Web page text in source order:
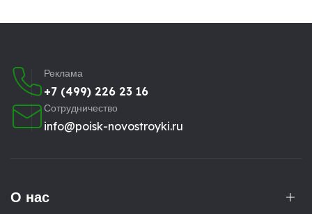
Реклама
+7 (499) 226 23 16
Сотрудничество
info@poisk-novostroyki.ru
О нас